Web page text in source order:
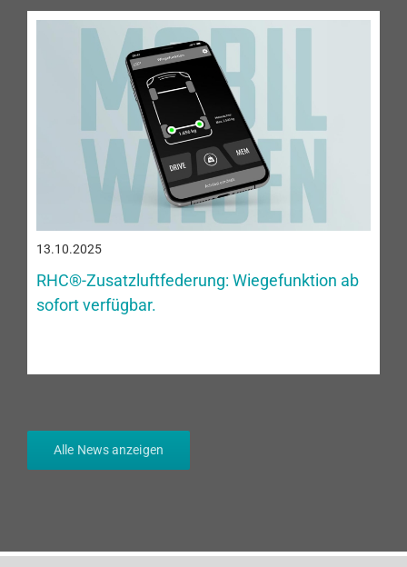
RHC®-Zusatzluftfederung: Wiegefunktion ab
sofort verfügbar.
13.10.2025
Alle News anzeigen